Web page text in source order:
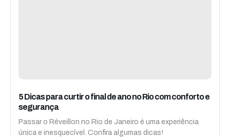
5 Dicas para curtir o final de ano no Rio com conforto e
segurança
Passar o Réveillon no Rio de Janeiro é uma experiência
única e inesquecível. Confira algumas dicas!